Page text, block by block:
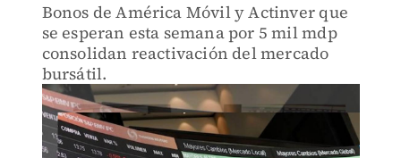
Bonos de América Móvil y Actinver que
se esperan esta semana por 5 mil mdp
consolidan reactivación del mercado
bursátil.